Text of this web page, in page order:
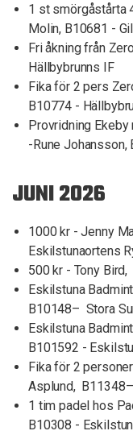
1 st smörgåstårta
Molin, B10681 -
Fri åkning från
Hällbybrunns IF
Fika för 2 pers
B10774 -
Provridning
-Rune
JUNI 2026
1000 kr - Jenny
Eskilstunaortens
500 kr - Tony
Eskilstuna
B10148– Stora
Eskilstuna
B101592 -
Fika för 2
Asplund,
1 tim padel hos
B10308 -